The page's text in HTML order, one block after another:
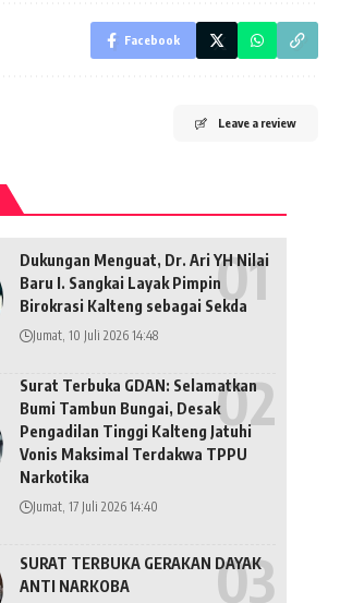
Facebook
Leave a review
Dukungan Menguat, Dr. Ari YH Nilai
Baru I. Sangkai Layak Pimpin
Birokrasi Kalteng sebagai Sekda
Jumat, 10 Juli 2026 14:48
Surat Terbuka GDAN: Selamatkan
Bumi Tambun Bungai, Desak
Pengadilan Tinggi Kalteng Jatuhi
Vonis Maksimal Terdakwa TPPU
Narkotika
Jumat, 17 Juli 2026 14:40
SURAT TERBUKA GERAKAN DAYAK
ANTI NARKOBA